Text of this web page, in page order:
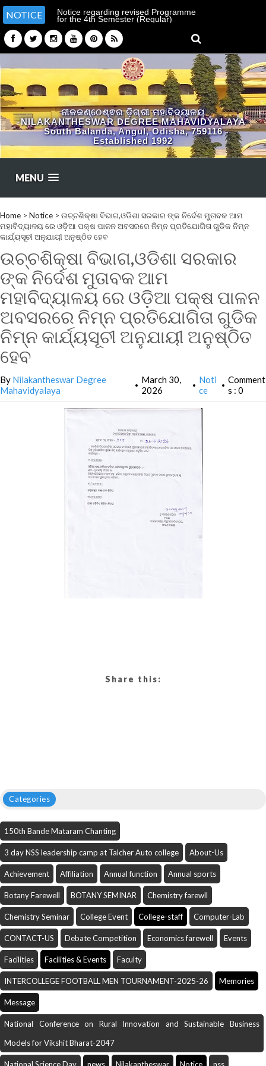
NOTICE Notice regarding revised Programme
for the 4th Semester (Regular)
ନୀଳକଣ୍ଠେଶ୍ଵର ଡ଼ିଗ୍ରୀ ମହାବିଦ୍ୟାଳୟ
NILAKANTHESWAR DEGREE MAHAVIDYALAYA
South Balanda, Angul, Odisha, 759116
Established 1992
MENU
Home > Notice > ଉଚ୍ଚଶିକ୍ଷା ବିଭାଗ,ଓଡିଶା ସରକାର ଙ୍କ ନିର୍ଦେଶ ମୁତାବକ ଆମ
ମହାବିଦ୍ୟାଳୟ ରେ ଓଡ଼ିଆ ପକ୍ଷ ପାଳନ ଅବସରରେ ନିମ୍ନ ପ୍ରତିଯୋଗିତା ଗୁଡିକ ନିମ୍ନ
କାର୍ଯ୍ୟସୂଚୀ ଅନୁଯାୟୀ ଅନୁଷ୍ଠିତ ହେବ
ଉଚ୍ଚଶିକ୍ଷା ବିଭାଗ,ଓଡିଶା ସରକାର
ଙ୍କ ନିର୍ଦେଶ ମୁତାବକ ଆମ
ମହାବିଦ୍ୟାଳୟ ରେ ଓଡ଼ିଆ ପକ୍ଷ ପାଳନ
ଅବସରରେ ନିମ୍ନ ପ୍ରତିଯୋଗିତା ଗୁଡିକ
ନିମ୍ନ କାର୍ଯ୍ୟସୂଚୀ ଅନୁଯାୟୀ ଅନୁଷ୍ଠିତ
ହେବ
By Nilakantheswar Degree
Mahavidyalaya
• March 30,
2026
• Noti
ce
• Comment
s : 0
Share this:
Categories
150th Bande Mataram Chanting
3 day NSS leadership camp at Talcher Auto college About-Us
Achievement Affiliation Annual function Annual sports
Botany Farewell BOTANY SEMINAR Chemistry farewll
Chemistry Seminar College Event College-staff Computer-Lab
CONTACT-US Debate Competition Economics farewell Events
Facilities Facilities & Events Faculty
INTERCOLLEGE FOOTBALL MEN TOURNAMENT-2025-26 Memories
Message
National Conference on Rural Innovation and Sustainable Business
Models for Vikshit Bharat-2047